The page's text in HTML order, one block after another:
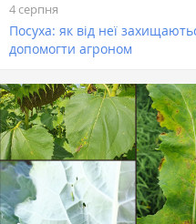
4 серпня
Посуха: як від неї
допомогти агроном